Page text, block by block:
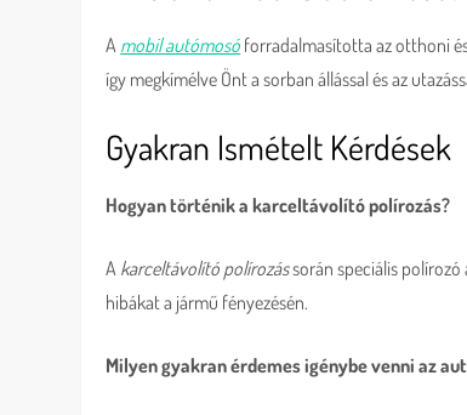
A mobil autómosó forradalmasította az otthoni
így megkímélve Önt a sorban állással és az
Gyakran Ismételt Kérdések
Hogyan történik a karceltávolító polírozás?
A karceltávolító polírozássorán speciális polírozó
hibákat a jármű fényezésén.
Milyen gyakran érdemes igénybe venni az